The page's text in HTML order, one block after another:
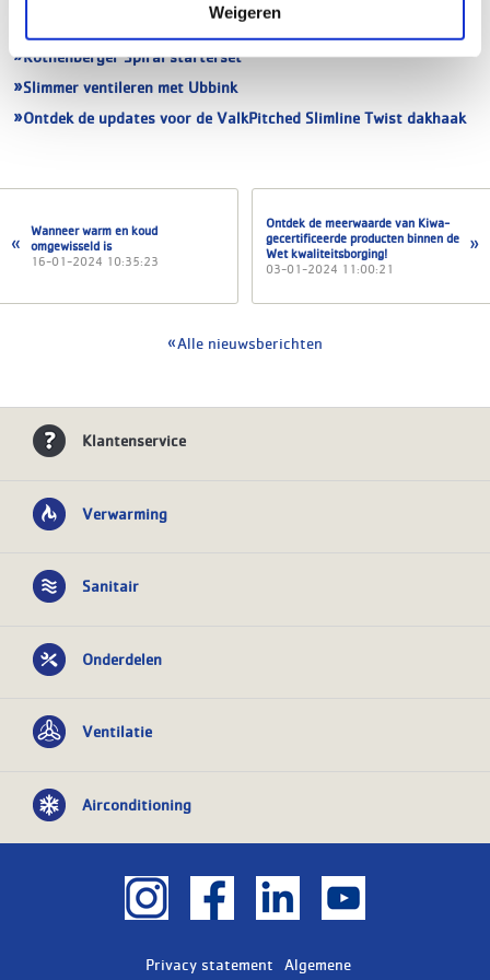
Weigeren
Rothenberger Spiral starterset
Slimmer ventileren met Ubbink
Ontdek de updates voor de ValkPitched Slimline Twist dakhaak
Wanneer warm en koud
omgewisseld is
16-01-2024 10:35:23
Ontdek de meerwaarde van Kiwa-
gecertificeerde producten binnen de
Wet kwaliteitsborging!
03-01-2024 11:00:21
Alle nieuwsberichten
Klantenservice
Verwarming
Sanitair
Onderdelen
Ventilatie
Airconditioning
Privacy statement Algemene